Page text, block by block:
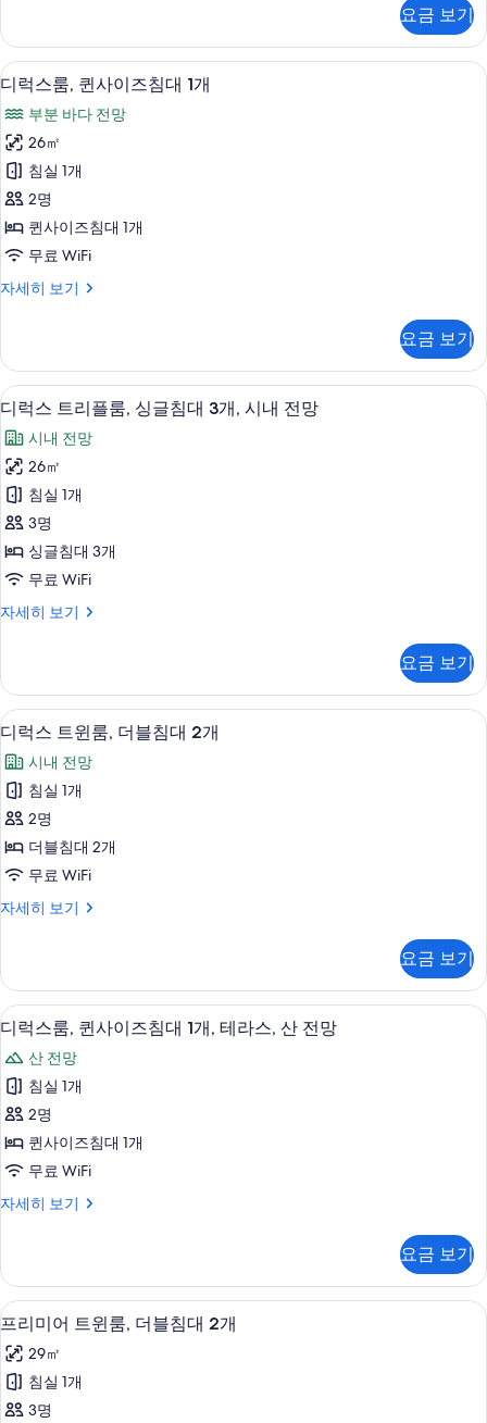
대
2
개
사
진
모
두
보
기
윈
룸,
더
블
침
대
2
개
자
세
히
보
요금 보기
디
럭
스
룸,
퀸
사
이
침
1
개
사
진
모
두
보
기
6
디럭스룸, 퀸사이즈침대 1개
부분 바다 전망
26㎡
침실 1개
2명
퀸사이즈침대 1개
무료 WiFi
자세히 보기
디
퀸
사
이
즈
침
대
개
자
세
히
보
요금 보기
디
럭
스
트
리
플
룸,
글
대
3
개,
시
내
전
망
사
진
보
기
디럭스 트리플룸, 싱글침대 3개, 시내
3
디럭스 트리플룸, 싱글침대 3개, 시내 전망
시내 전망
26㎡
침실 1개
3명
싱글침대 3개
무료 WiFi
자세히 보기
디
리
플
룸,
싱
글
침
대
3
개,
시
내
전
히
보
기
요금 보기
디
럭
스
트
윈
룸,
블
대
2
개
사
진
모
두
보
기
디럭스 트윈룸, 더블침대 2개 | 무료
6
디럭스 트윈룸, 더블침대 2개
시내 전망
침실 1개
2명
더블침대 2개
무료 WiFi
자세히 보기
디
윈
룸,
더
블
침
대
개
자
세
히
보
요금 보기
디
럭
스
룸,
퀸
사
즈
대
개,
테
라
스,
2
디럭스룸, 퀸사이즈침대 1개, 테라스, 산 전망
산 전망
침실 1개
2명
퀸사이즈침대 1개
무료 WiFi
자세히 보기
디
퀸
사
이
침
대
개,
요금 보기
프
리
미
어
프리미어 트윈룸, 더블침대 2개 | 무료
6
프리미어 트윈룸, 더블침대 2개
29㎡
침실 1개
3명